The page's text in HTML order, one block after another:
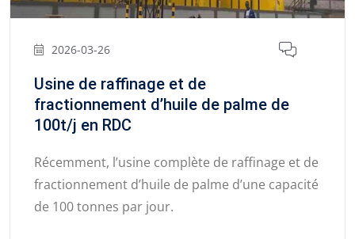
2026-03-26
Usine de raffinage et de
fractionnement d’huile de palme de
100t/j en RDC
Récemment, l’usine complète de raffinage et de
fractionnement d’huile de palme d’une capacité
de 100 tonnes par jour.